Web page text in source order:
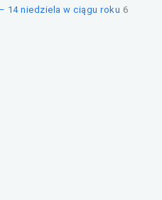
14 niedziela w ciągu roku 6